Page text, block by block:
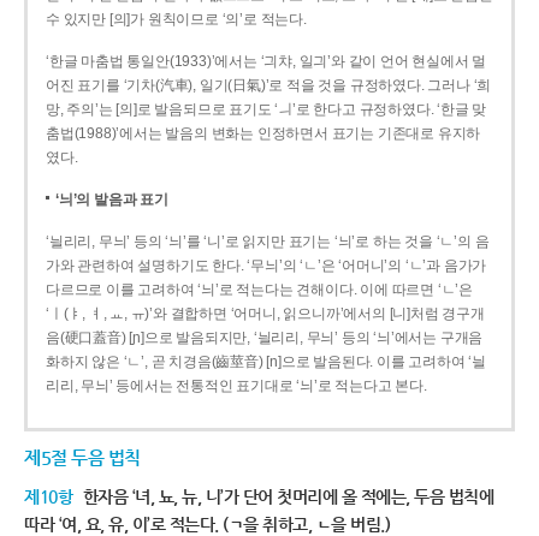
수 있지만 [의]가 원칙이므로 ‘의’로 적는다.
‘한글 마춤법 통일안(1933)’에서는 ‘긔챠, 일긔’와 같이 언어 현실에서 멀
어진 표기를 ‘기차(汽車), 일기(日氣)’로 적을 것을 규정하였다. 그러나 ‘희
망, 주의’는 [의]로 발음되므로 표기도 ‘ㅢ’로 한다고 규정하였다. ‘한글 맞
춤법(1988)’에서는 발음의 변화는 인정하면서 표기는 기존대로 유지하
였다.
‘늬’의 발음과 표기
‘늴리리, 무늬’ 등의 ‘늬’를 ‘니’로 읽지만 표기는 ‘늬’로 하는 것을 ‘ㄴ’의 음
가와 관련하여 설명하기도 한다. ‘무늬’의 ‘ㄴ’은 ‘어머니’의 ‘ㄴ’과 음가가
다르므로 이를 고려하여 ‘늬’로 적는다는 견해이다. 이에 따르면 ‘ㄴ’은
‘ㅣ(ㅑ, ㅕ, ㅛ, ㅠ)’와 결합하면 ‘어머니, 읽으니까’에서의 [니]처럼 경구개
음(硬口蓋音) [ɲ]으로 발음되지만, ‘늴리리, 무늬’ 등의 ‘늬’에서는 구개음
화하지 않은 ‘ㄴ’, 곧 치경음(齒莖音) [n]으로 발음된다. 이를 고려하여 ‘늴
리리, 무늬’ 등에서는 전통적인 표기대로 ‘늬’로 적는다고 본다.
제5절 두음 법칙
제10항 한자음 ‘녀, 뇨, 뉴, 니’가 단어 첫머리에 올 적에는, 두음 법칙에
따라 ‘여, 요, 유, 이’로 적는다. (ㄱ을 취하고, ㄴ을 버림.)